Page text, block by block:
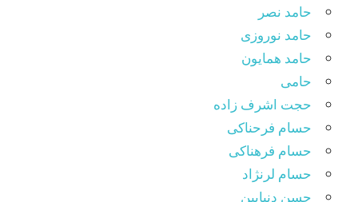
حامد نصر
حامد نوروزی
حامد همایون
حامی
حجت اشرف زاده
حسام فرحناکی
حسام فرهناکی
حسام لرنژاد
حسن دنیابین